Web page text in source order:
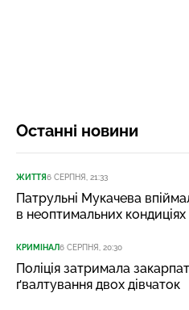
Останні новини
ЖИТТЯ6 СЕРПНЯ, 21:33
Патрульні Мукачева
в неоптимальних кондиціях
КРИМІНАЛ6 СЕРПНЯ, 20:30
Поліція затримала
ґвалтування двох дівчаток